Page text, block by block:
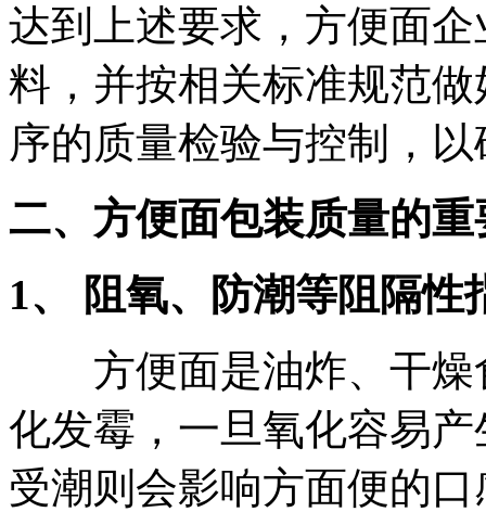
达到上述要求，方便面
料，并按相关标准规范
序的质量检验与控制，
二、 方便面包装质量的
1、
阻氧、防潮等阻隔性
方便面是油炸、干燥
化发霉，一旦氧化容易
受潮则会影响方面便的